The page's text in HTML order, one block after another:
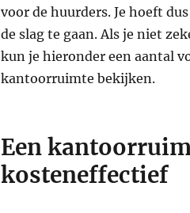
voor de huurders. Je hoeft
de slag te gaan. Als je niet
kun je hieronder een aantal
kantoorruimte bekijken.
Een
kosteneffectief